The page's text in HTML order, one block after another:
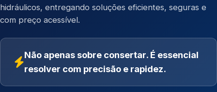
hidráulicos, entregando soluções eficientes, seguras e
com preço acessível.
Não apenas sobre consertar. É essencial
resolver com precisão e rapidez.